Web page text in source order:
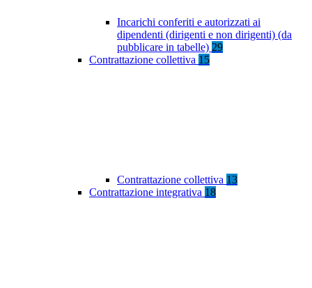
Incarichi conferiti e autorizzati ai
dipendenti (dirigenti e non dirigenti) (da
pubblicare in tabelle) 29
Contrattazione collettiva 15
Contrattazione collettiva 13
Contrattazione integrativa 18